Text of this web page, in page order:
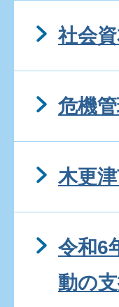
社会
危機
木更
令和6
動の